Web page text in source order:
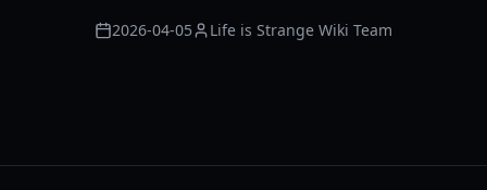
2026-04-05 Life is Strange Wiki Team